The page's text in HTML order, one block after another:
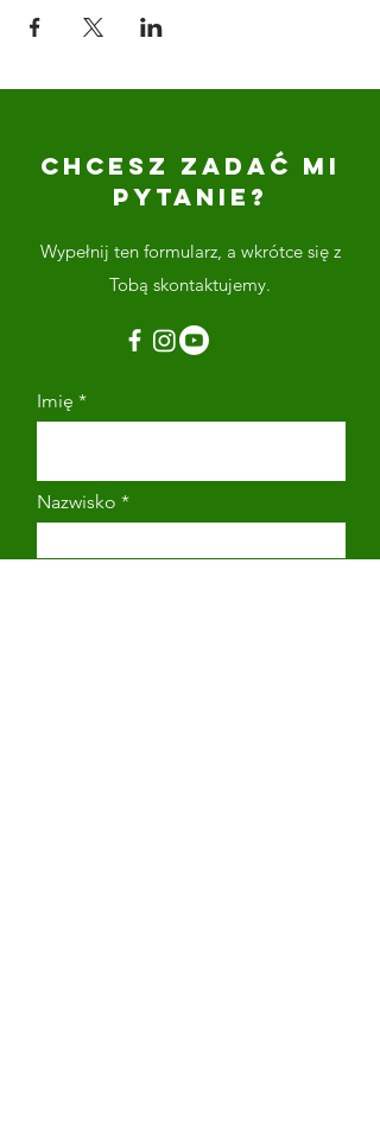
CHCESZ ZADAĆ MI
PYTANIE?
Wypełnij ten formularz, a wkrótce się z
Tobą skontaktujemy.
Imię
Nazwisko